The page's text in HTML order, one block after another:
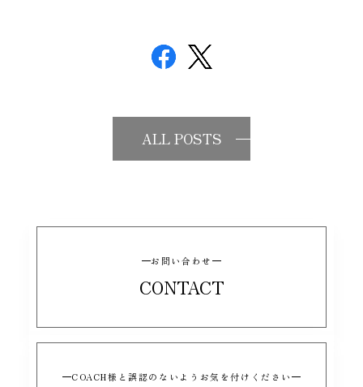
ALL POSTS
お問い合わせ
CONTACT
COACH様と誤認のないようお気を付けください